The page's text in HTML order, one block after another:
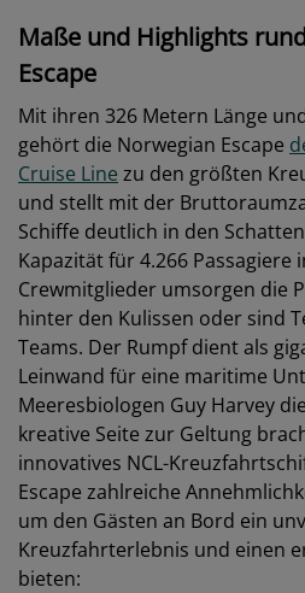
Maße und Highlights
Escape
Mit ihren 326 Metern Länge
gehört die Norwegian Escape
Cruise Line zu den größten
und stellt mit der
Schiffe deutlich in den
Kapazität für 4.266 Passagiere
Crewmitglieder umsorgen die
hinter den Kulissen oder sind
Teams. Der Rumpf dient als
Leinwand für eine maritime
Meeresbiologen Guy Harvey
kreative Seite zur Geltung
innovatives NCL-
Escape zahlreiche
um den Gästen an Bord ein
Kreuzfahrterlebnis und einen
bieten: